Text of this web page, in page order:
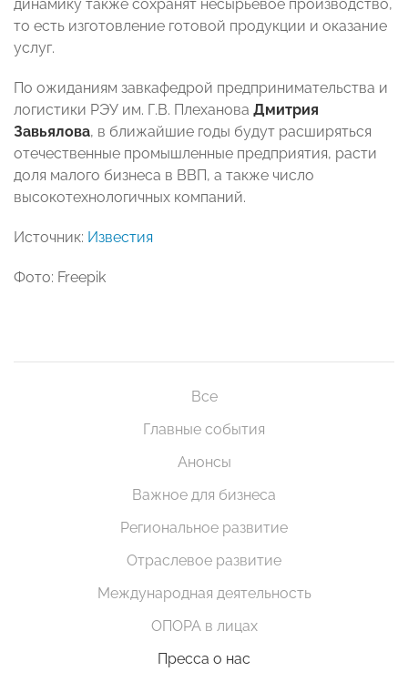
динамику также сохранят несырьевое производство,
то есть изготовление готовой продукции и оказание
услуг.
По ожиданиям завкафедрой предпринимательства и
логистики РЭУ им. Г.В. Плеханова Дмитрия
Завьялова, в ближайшие годы будут расширяться
отечественные промышленные предприятия, расти
доля малого бизнеса в ВВП, а также число
высокотехнологичных компаний.
Источник: Известия
Фото: Freepik
Все
Главные события
Анонсы
Важное для бизнеса
Региональное развитие
Отраслевое развитие
Международная деятельность
ОПОРА в лицах
Пресса о нас